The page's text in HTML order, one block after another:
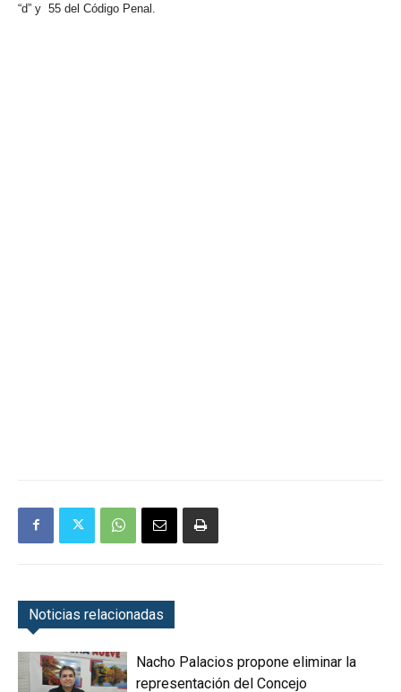
“d” y 55 del Código Penal.
Noticias relacionadas
Nacho Palacios propone eliminar la
representación del Concejo